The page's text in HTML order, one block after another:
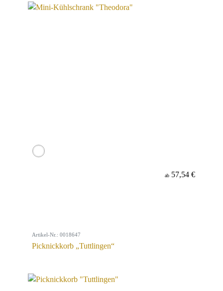
ab 57,54 €
Artikel-Nr.: 0018647
Picknickkorb „Tuttlingen“